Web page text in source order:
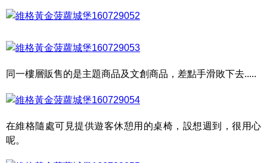
同一樓層販售的是主題商品及文創商品，差點手滑敗下去.....
在維格隨處可見提供遊客休憩用的桌椅，設想週到，很用心
呢。